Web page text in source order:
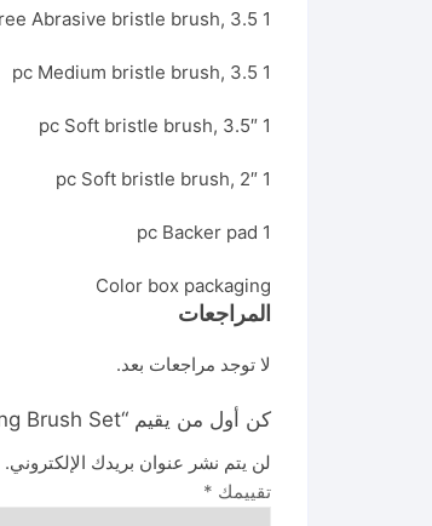
1 pc 360 degree Abrasive bristle brush, 3.5
1 pc Medium bristle brush, 3.5
1 pc Soft bristle brush, 3.5″
1 pc Soft bristle brush, 2″
1 pc Backer pad
Color box packaging
المراجعات
لا توجد مراجعات بعد.
كن أول من يقيم “WND5403 wadfow 11 Pcs Cleaning Brush Set طقم فرش تلميع وتنظيف”
لن يتم نشر عنوان بريدك الإلكتروني.
تقييمك *